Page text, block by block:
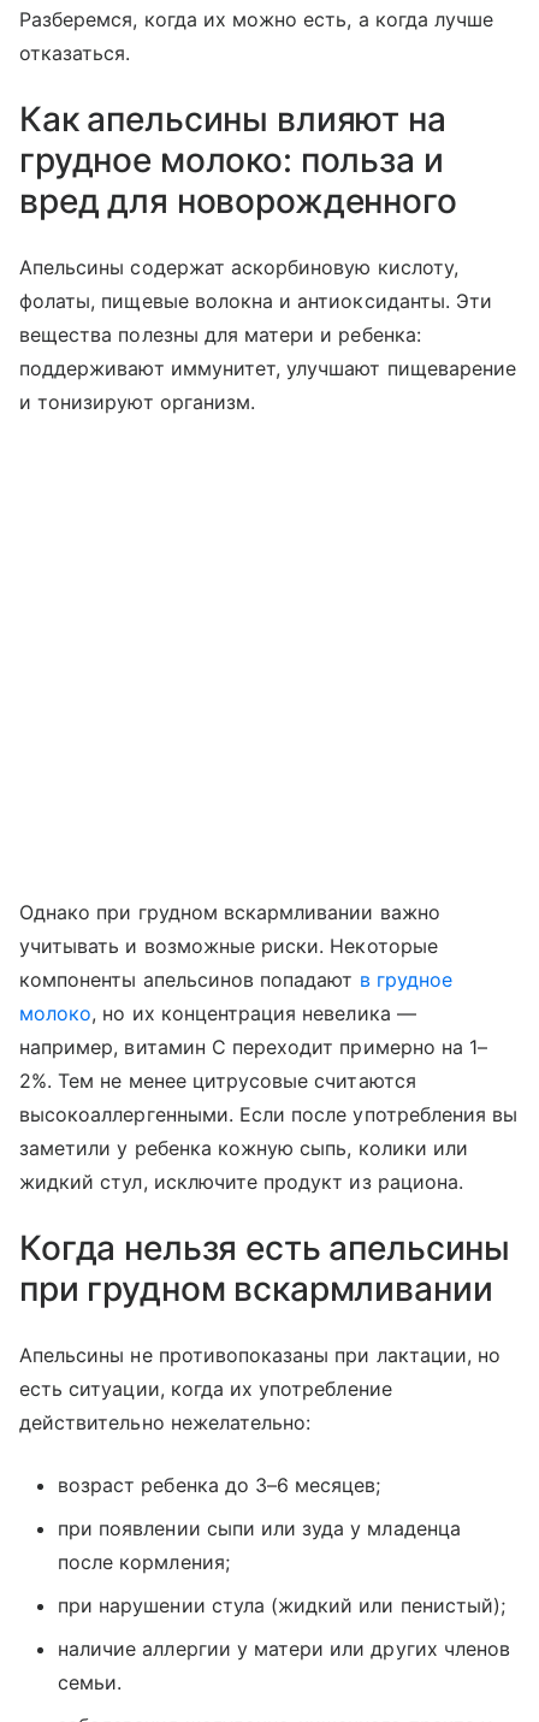
Разберемся, когда их можно есть, а когда лучше
отказаться.
Как апельсины влияют на
грудное молоко: польза и
вред для новорожденного
Апельсины содержат аскорбиновую кислоту,
фолаты, пищевые волокна и антиоксиданты. Эти
вещества полезны для матери и ребенка:
поддерживают иммунитет, улучшают пищеварение
и тонизируют организм.
Однако при грудном вскармливании важно
учитывать и возможные риски. Некоторые
компоненты апельсинов попадают в грудное
молоко, но их концентрация невелика —
например, витамин С переходит примерно на 1–
2%. Тем не менее цитрусовые считаются
высокоаллергенными. Если после употребления вы
заметили у ребенка кожную сыпь, колики или
жидкий стул, исключите продукт из рациона.
Когда нельзя есть апельсины
при грудном вскармливании
Апельсины не противопоказаны при лактации, но
есть ситуации, когда их употребление
действительно нежелательно:
возраст ребенка до 3–6 месяцев;
при появлении сыпи или зуда у младенца
после кормления;
при нарушении стула (жидкий или пенистый);
наличие аллергии у матери или других членов
семьи.